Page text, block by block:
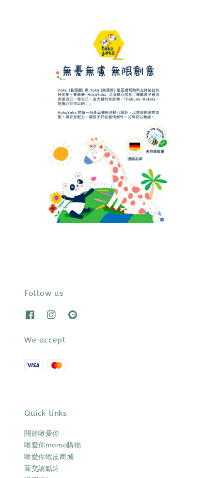
Follow us
We accept
Quick links
關於啾愛你
啾愛你momo購物
啾愛你蝦皮商城
面交請點這